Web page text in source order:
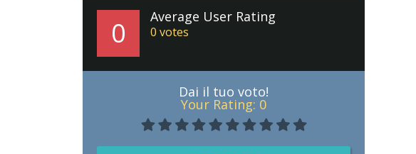
0 Average User Rating
0 votes
Dai il tuo voto!
Your Rating: 0